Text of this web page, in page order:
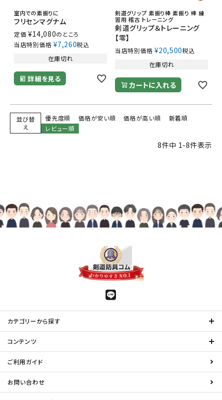
室内での素振りに
フリセンマグナム
定価 ¥14,080のところ
当店特別価格 ¥7,260税込
在庫切れ
詳細を見る
剣道グリップ 素振り棒 素振り 棒 練
習用 稽古 トレーニング
剣道グリップ＆トレーニング
【零】
当店特別価格 ¥20,500税込
在庫切れ
カートに入れる
並び替
え
優先度順 価格が安い順 価格が高い順
新着順
レビュー順
8件中 1-8件表示
カテゴリーから探す
コンテンツ
ご利用ガイド
お問い合わせ